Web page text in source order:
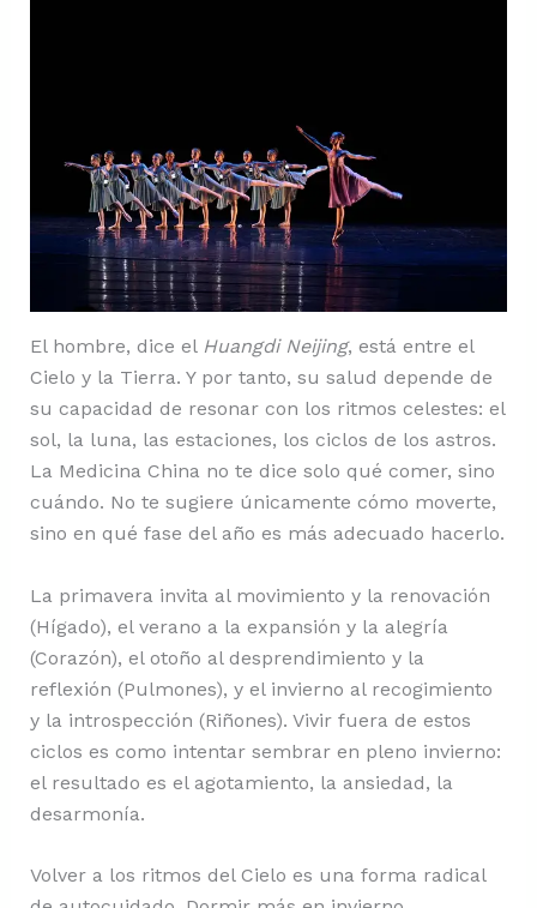
El hombre, dice el Huangdi Neijing, está entre el
Cielo y la Tierra. Y por tanto, su salud depende de
su capacidad de resonar con los ritmos celestes: el
sol, la luna, las estaciones, los ciclos de los astros.
La Medicina China no te dice solo qué comer, sino
cuándo. No te sugiere únicamente cómo moverte,
sino en qué fase del año es más adecuado hacerlo.
La primavera invita al movimiento y la renovación
(Hígado), el verano a la expansión y la alegría
(Corazón), el otoño al desprendimiento y la
reflexión (Pulmones), y el invierno al recogimiento
y la introspección (Riñones). Vivir fuera de estos
ciclos es como intentar sembrar en pleno invierno:
el resultado es el agotamiento, la ansiedad, la
desarmonía.
Volver a los ritmos del Cielo es una forma radical